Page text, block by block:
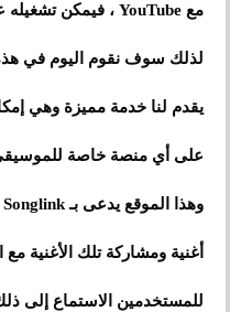
مع YouTube ، فيمكن تشغيله على YouTube فقط.
لذلك سوف نقوم اليوم في هذه
يقدم لنا خدمة مميزة وهي
على أي منصة خاصة
أغنية ومشاركة تلك الأغنية